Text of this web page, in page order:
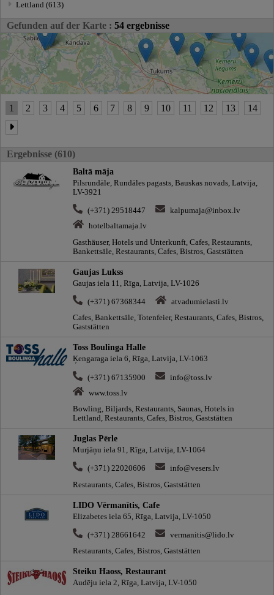
Lettland (613)
Gefunden auf der Karte : 54 ergebnisse
1 2 3 4 5 6 7 8 9 10 11 12 13 14
Ergebnisse (610)
Baltā māja
Pilsrundāle, Rundāles pagasts, Bauskas novads, Latvija,
LV-3921
(+371) 29518447
kalpumaja@inbox.lv
hotelbaltamaja.lv
Gasthäuser, Hotels und Unterkunft, Cafes, Restaurants,
Bankettsäle, Restaurants, Cafes, Bistros, Gaststätten
Gaujas Lukss
Gaujas iela 11, Rīga, Latvija, LV-1026
(+371) 67368344
atvadumielasti.lv
Cafes, Bankettsäle, Totenfeier, Restaurants, Cafes, Bistros,
Gaststätten
Toss Boulinga Halle
Ķengaraga iela 6, Rīga, Latvija, LV-1063
(+371) 67135900
info@toss.lv
www.toss.lv
Bowling, Biljards, Restaurants, Saunas, Hotels in
Lettland, Restaurants, Cafes, Bistros, Gaststätten
Juglas Pērle
Murjāņu iela 91, Rīga, Latvija, LV-1064
(+371) 22020606
info@vesers.lv
Restaurants, Cafes, Bistros, Gaststätten
LIDO Vērmanītis, Cafe
Elizabetes iela 65, Rīga, Latvija, LV-1050
(+371) 28661642
vermanitis@lido.lv
Restaurants, Cafes, Bistros, Gaststätten
Steiku Haoss, Restaurant
Audēju iela 2, Rīga, Latvija, LV-1050